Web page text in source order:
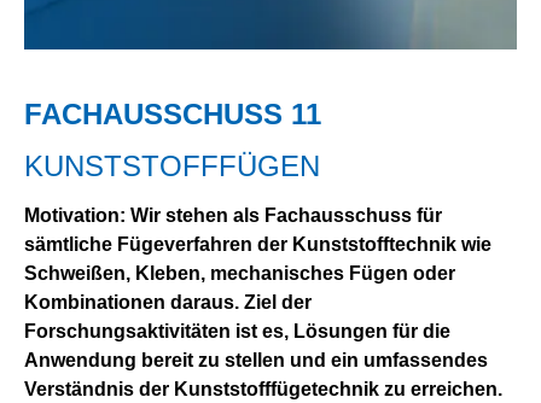
FACHAUSSCHUSS 11
KUNSTSTOFFFÜGEN
Motivation: Wir stehen als Fachausschuss für
sämtliche Fügeverfahren der Kunststofftechnik wie
Schweißen, Kleben, mechanisches Fügen oder
Kombinationen daraus. Ziel der
Forschungsaktivitäten ist es, Lösungen für die
Anwendung bereit zu stellen und ein umfassendes
Verständnis der Kunststofffügetechnik zu erreichen.